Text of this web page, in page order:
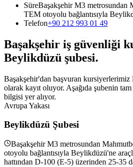
SüreBaşakşehir M3 metrosundan
TEM otoyolu bağlantısıyla
Telefon+90 212 993 01 49
Başakşehir iş güvenliği
Beylikdüzü şubesi.
Başakşehir'dan başvuran kursiyerlerimiz
olarak kayıt oluyor. Aşağıda şubenin
bilgisi yer alıyor.
Avrupa Yakası
Beylikdüzü Şubesi
Başakşehir M3 metrosundan
otoyolu bağlantısıyla Beylikdüzü'ne
hattından D-100 (E-5) üzerinden 25-35